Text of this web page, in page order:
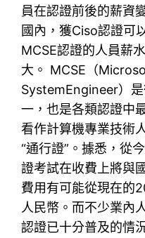
員在認證前後的薪資
國內，獲Ciso認證可
MCSE認證的人員薪
大。 MCSE（
SystemEngineer）
一，也是各類認證中
看作計算機專業技術
“通行證”。據悉，從
證考試在收費上將與
費用有可能從現在的
人民幣。而不少業內
認證已十分普及的情